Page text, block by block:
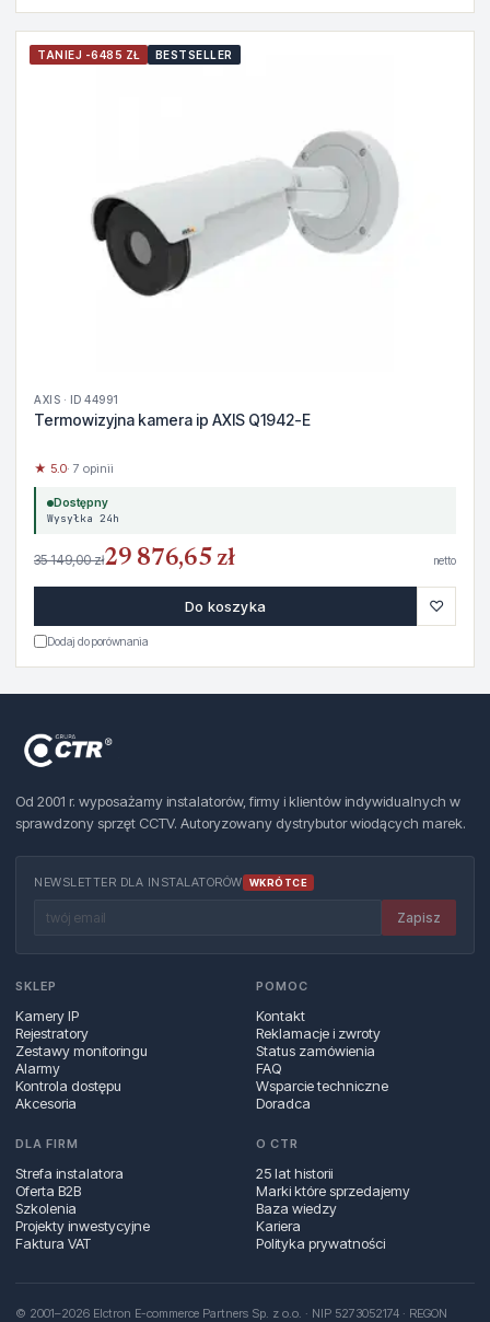
TANIEJ -6485 ZŁ BESTSELLER
AXIS · ID 44991
Termowizyjna kamera ip AXIS Q1942-E
★ 5.0· 7 opinii
Dostępny
Wysyłka 24h
35 149,00 zł29 876,65 zł netto
Do koszyka ♡
Dodaj do porównania
Od 2001 r. wyposażamy instalatorów, firmy i klientów indywidualnych w
sprawdzony sprzęt CCTV. Autoryzowany dystrybutor wiodących marek.
NEWSLETTER DLA INSTALATORÓW WKRÓTCE
Zapisz
SKLEP
Kamery IP
Rejestratory
Zestawy monitoringu
Alarmy
Kontrola dostępu
Akcesoria
POMOC
Kontakt
Reklamacje i zwroty
Status zamówienia
FAQ
Wsparcie techniczne
Doradca
DLA FIRM
Strefa instalatora
Oferta B2B
Szkolenia
Projekty inwestycyjne
Faktura VAT
O CTR
25 lat historii
Marki które sprzedajemy
Baza wiedzy
Kariera
Polityka prywatności
© 2001–2026 Elctron E-commerce Partners Sp. z o.o. · NIP 5273052174 · REGON